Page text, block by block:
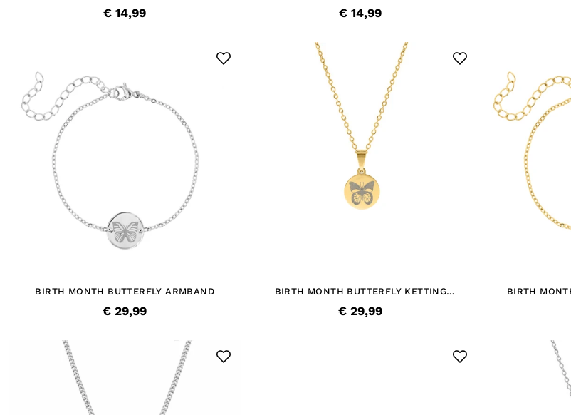
€ 14,99 € 14,99
BIRTH MONTH BUTTERFLY ARMBAND
€ 29,99
BIRTH MONTH BUTTERFLY KETTING
€ 29,99
BIRTH